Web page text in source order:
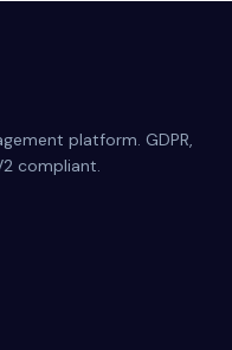
platform. GDPR,
compliant.